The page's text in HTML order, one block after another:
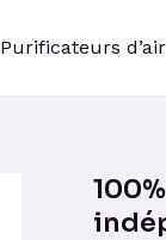
Purificateurs d’air